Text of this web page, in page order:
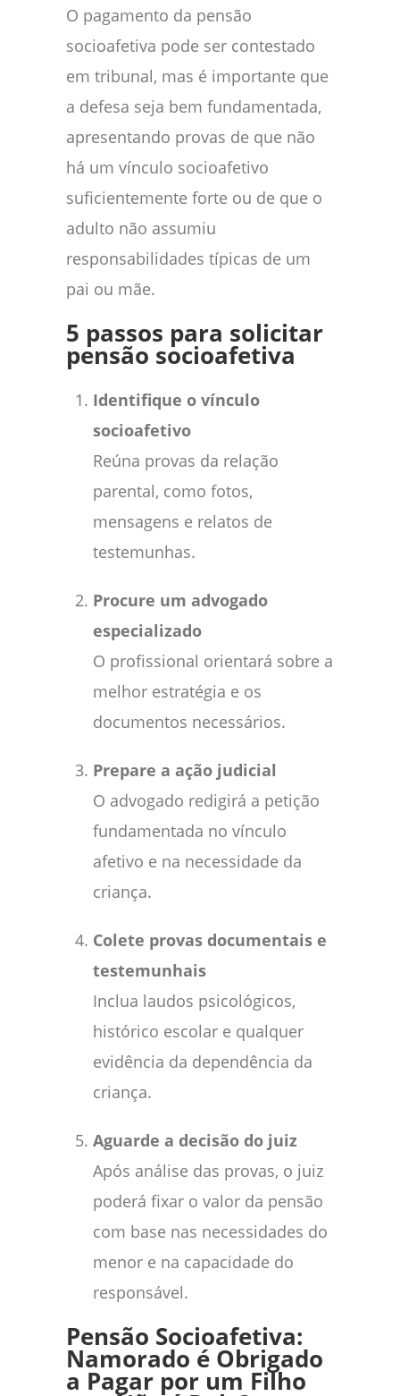
O pagamento da pensão
socioafetiva pode ser contestado
em tribunal, mas é importante que
a defesa seja bem fundamentada,
apresentando provas de que não
há um vínculo socioafetivo
suficientemente forte ou de que o
adulto não assumiu
responsabilidades típicas de um
pai ou mãe.
5 passos para solicitar
pensão socioafetiva
Identifique o vínculo
socioafetivo
Reúna provas da relação
parental, como fotos,
mensagens e relatos de
testemunhas.
Procure um advogado
especializado
O profissional orientará sobre a
melhor estratégia e os
documentos necessários.
Prepare a ação judicial
O advogado redigirá a petição
fundamentada no vínculo
afetivo e na necessidade da
criança.
Colete provas documentais e
testemunhais
Inclua laudos psicológicos,
histórico escolar e qualquer
evidência da dependência da
criança.
Aguarde a decisão do juiz
Após análise das provas, o juiz
poderá fixar o valor da pensão
com base nas necessidades do
menor e na capacidade do
responsável.
Pensão Socioafetiva:
Namorado é Obrigado
a Pagar por um Filho